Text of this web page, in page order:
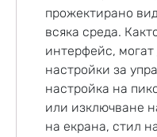
прожектирано
всяка среда.
интерфейс, могат
настройки за
настройка на
или изключване
на екрана, стил